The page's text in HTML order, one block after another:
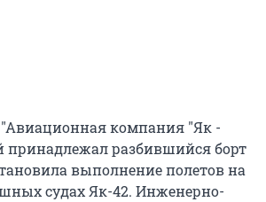
компания "Як -
принадлежал разбившийся борт
выполнение полетов на
судах Як-42. Инженерно-